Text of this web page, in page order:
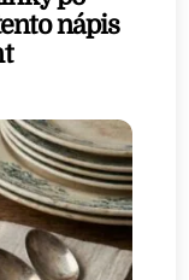
nápis